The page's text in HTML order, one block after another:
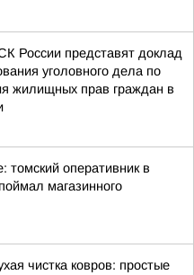
России представят доклад
уголовного дела по
жилищных прав граждан в
томский оперативник в
магазинного
чистка ковров: простые